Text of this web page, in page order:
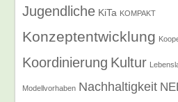
Jugendliche KiTa KOMPAKT
Konzeptentwicklung
Koordinierung Kultur
Modellvorhaben Nachhaltigkeit